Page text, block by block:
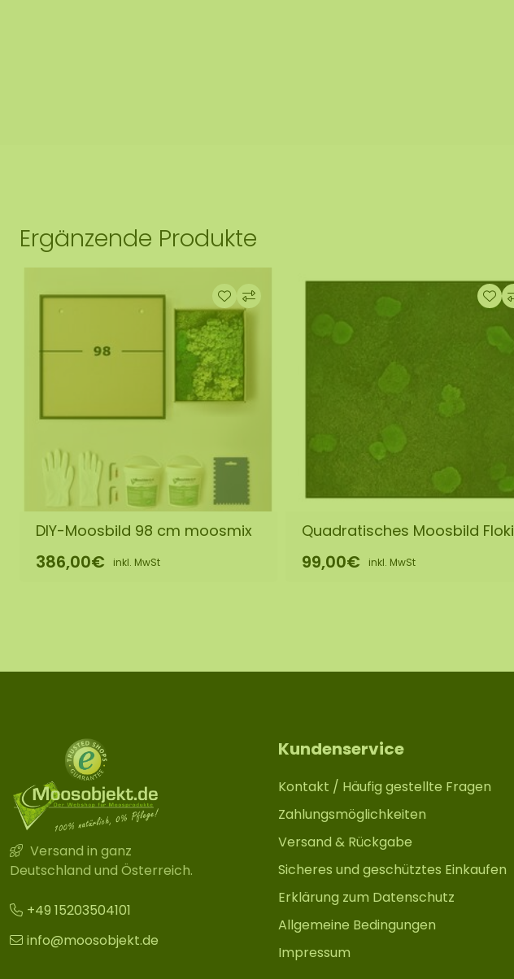
Ergänzende Produkte
DIY-Moosbild 98 cm moosmix
386,00€ inkl. MwSt
Quadratisches Moosbild Floki
99,00€ inkl. MwSt
Versand in ganz
Deutschland und Österreich.
+49 15203504101
info@moosobjekt.de
Kundenservice
Kontakt / Häufig gestellte Fragen
Zahlungsmöglichkeiten
Versand & Rückgabe
Sicheres und geschütztes Einkaufen
Erklärung zum Datenschutz
Allgemeine Bedingungen
Impressum